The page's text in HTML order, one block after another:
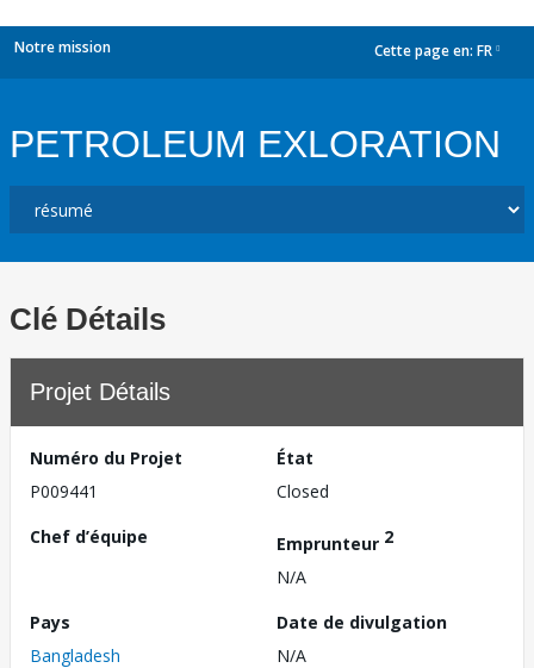
Notre mission Cette page en: FR
PETROLEUM EXLORATION
Clé Détails
Projet Détails
Numéro du Projet
P009441
État
Closed
Chef d’équipe
Emprunteur 2
N/A
Pays
Bangladesh
Date de divulgation
N/A